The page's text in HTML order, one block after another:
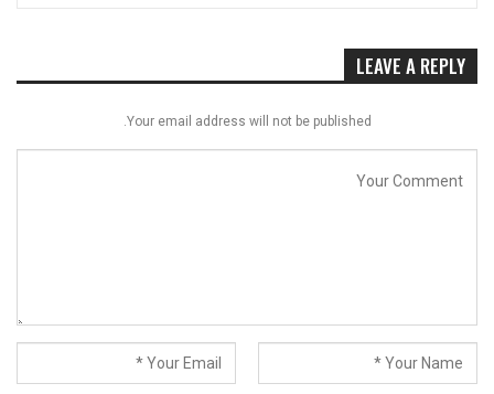
LEAVE A REPLY
Your email address will not be published.